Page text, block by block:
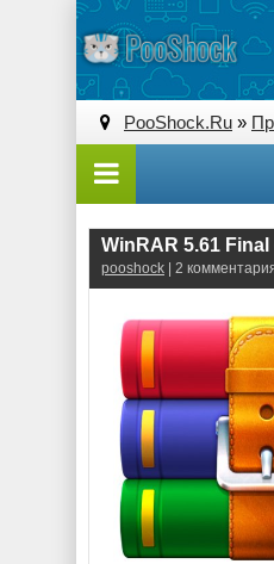
PooShock.Ru »
WinRAR 5.61 Final
pooshock | 2